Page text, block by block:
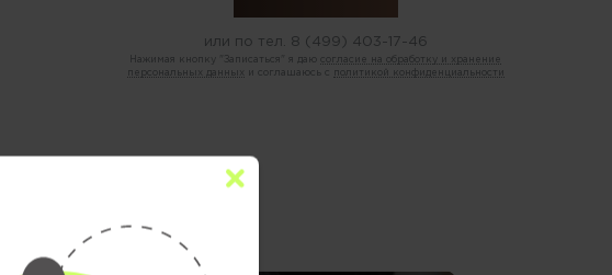
или по тел. 8 (499) 403-17-46
Нажимая кнопку "Записаться" я даю
согласие на обработку и хранение
персональных данных
и соглашаюсь с политикой конфиденциальности